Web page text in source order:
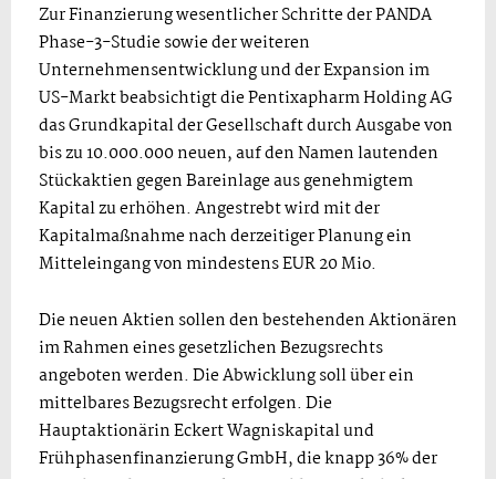
Zur Finanzierung wesentlicher Schritte der PANDA
Phase-3-Studie sowie der weiteren
Unternehmensentwicklung und der Expansion im
US-Markt beabsichtigt die Pentixapharm Holding AG
das Grundkapital der Gesellschaft durch Ausgabe von
bis zu 10.000.000 neuen, auf den Namen lautenden
Stückaktien gegen Bareinlage aus genehmigtem
Kapital zu erhöhen. Angestrebt wird mit der
Kapitalmaßnahme nach derzeitiger Planung ein
Mitteleingang von mindestens EUR 20 Mio.
Die neuen Aktien sollen den bestehenden Aktionären
im Rahmen eines gesetzlichen Bezugsrechts
angeboten werden. Die Abwicklung soll über ein
mittelbares Bezugsrecht erfolgen. Die
Hauptaktionärin Eckert Wagniskapital und
Frühphasenfinanzierung GmbH, die knapp 36% der